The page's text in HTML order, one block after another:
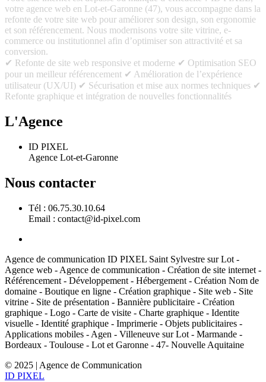
votre agence web en Lot-et-Garonne (47), vous accompagne dans la
refonte de votre site web pour améliorer son design, son ergonomie
et son référencement. Nous modernisons votre site vitrine, e-
commerce ou institutionnel afin d’optimiser son attractivité et sa
conversion.
✔ Refonte de site web responsive et moderne ✔ Optimisation SEO
pour un meilleur référencement ✔ Amélioration de l’expérience
utilisateur (UX/UI) ✔ Sécurisation et mise aux normes techniques ✔
Refonte graphique et intégration de nouvelles fonctionnalités
L'Agence
ID PIXEL
Agence Lot-et-Garonne
Nous contacter
Tél : 06.75.30.10.64
Email : contact@id-pixel.com
Agence de communication ID PIXEL Saint Sylvestre sur Lot -
Agence web - Agence de communication - Création de site internet -
Référencement - Développement - Hébergement - Création Nom de
domaine - Boutique en ligne - Création graphique - Site web - Site
vitrine - Site de présentation - Bannière publicitaire - Création
graphique - Logo - Carte de visite - Charte graphique - Identite
visuelle - Identité graphique - Imprimerie - Objets publicitaires -
Applications mobiles - Agen - Villeneuve sur Lot - Marmande -
Bordeaux - Toulouse - Lot et Garonne - 47- Nouvelle Aquitaine
© 2025 | Agence de Communication
ID PIXEL